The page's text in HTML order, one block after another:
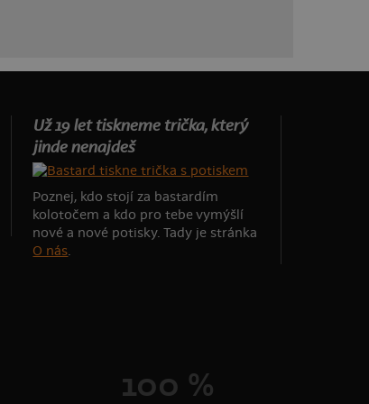
Už 19 let tiskneme trička, který
jinde nenajdeš
Poznej, kdo stojí za bastardím
kolotočem a kdo pro tebe vymýšlí
nové a nové potisky. Tady je stránka
O nás.
100 %